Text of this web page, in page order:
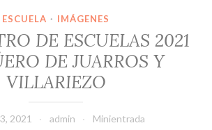
ESCUELA · IMÁGENES
DE ESCUELAS 2021
DE JUARROS Y
VILLARIEZO
2021 admin Minientrada